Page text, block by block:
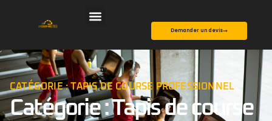
Demander un devis
CATÉGORIE : TAPIS DE COURSE PROFESSIONNEL
Catégorie : Tapis de course